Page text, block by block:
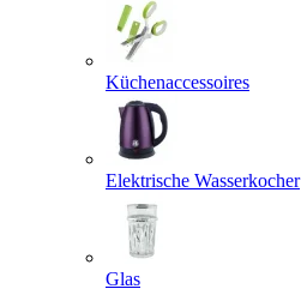
Küchenaccessoires
Elektrische Wasserkocher
Glas